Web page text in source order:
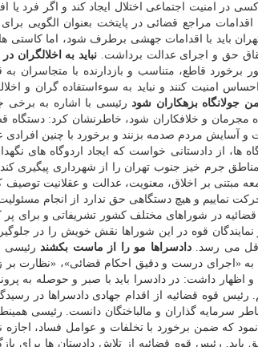
در امنیت اجتماعی اختلال ایجاد کند و اگر فرد یا
مراجع قضائی در پایتخت بعنوان الگویی برای
باید با اقدامات جهشی برطرف شود، اما کاستی ها
حق و اجرای عدالت برداشت. نباید به اخلالگران
برخورد قاطع، متناسب و بازدارنده با متجاسران به
امنیت کنند و نباید به سوءاستفاده گران و
جولانگاه بزهکاران شودرئیسی با اشاره به برخی
مجرمان و خلافکاران شود، خاطرنشان کرد: دستگاه
و آسایش مردم صدمه بزنند و برخورد با چنین
ها، از دادستانی خواست که ایجاد اردوگاه های
جرم خیز جنوب تهران را از شهرداری پیگیری
مبتنی بر اخلاق، معنویت، عدالت و عقلانیت توصیف
نماییم و هیچ دستگاهی حق ندارد از انجام
در شوراهای مختلف کشور تشریفاتی و برای پر
قوه در این شوراها نقش خویش را در
می رسد.دادسراها مو را از ماست بکشندرئیسی
به «اجرای درست و دقیق احکام قضائی»، «نظارت بر
اظهار داشت: در دادسرا باید با صبر و حوصله به
قوه قضائیه از اقدام جهادی دادسراها در
سرمایه گذاران و مالباختگان دانست. رئیسی
که ضمن برخورد با تخلفات و عوامل فساد، اجازه
رئیس قوه قضائیه از تلاش دادستان ها برای